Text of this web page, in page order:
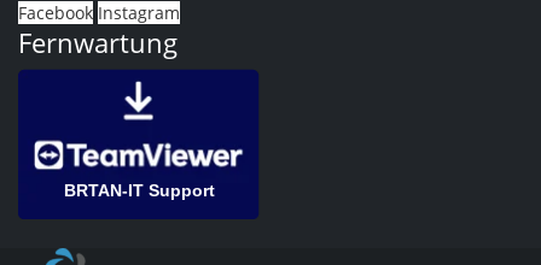
Facebook Instagram
Fernwartung
BRTAN-IT Support